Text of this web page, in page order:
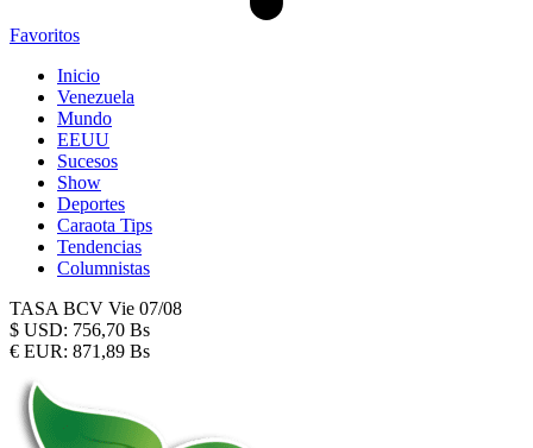
Favoritos
Inicio
Venezuela
Mundo
EEUU
Sucesos
Show
Deportes
Caraota Tips
Tendencias
Columnistas
TASA BCV Vie 07/08
$ USD: 756,70 Bs
€ EUR: 871,89 Bs